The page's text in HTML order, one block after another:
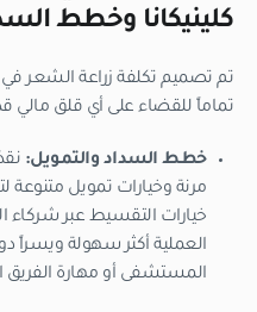
كلينيكانا وخطط
تم تصميم تكلفة زراعة الشعر في
تماماً للقضاء على أي قلق مالي
خطط السداد والتمويل:
مرنة وخيارات تمويل
خيارات التقسيط عبر شركاء
العملية أكثر سهولة ويسراً
المستشفى أو مهارة الفريق